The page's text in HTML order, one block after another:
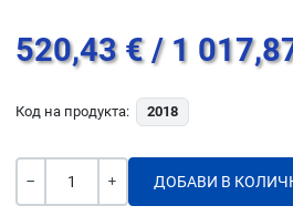
520,43 € / 1
Код на продукта: 2018
Количество